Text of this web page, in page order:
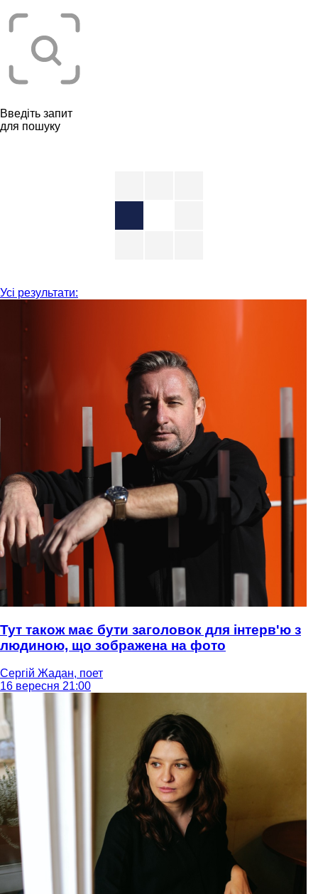
Введіть запит
для пошуку
Усі результати:
Тут також має бути заголовок для інтерв'ю з
людиною, що зображена на фото
Сергій Жадан, поет
16 вересня 21:00